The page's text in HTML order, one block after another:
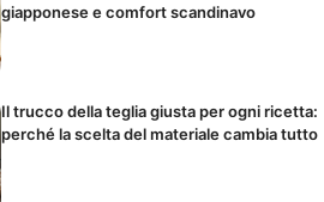
giapponese e comfort scandinavo
Il trucco della teglia giusta per ogni ricetta:
perché la scelta del materiale cambia tutto